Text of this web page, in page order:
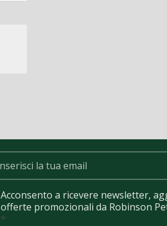
Acconsento a ricevere newsletter,
offerte promozionali da Robinson
*